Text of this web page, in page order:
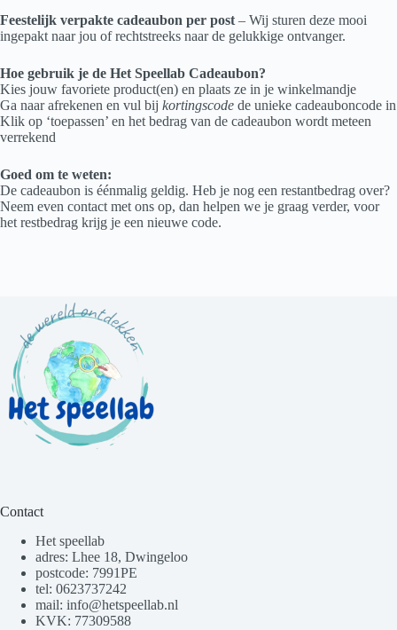
Feestelijk verpakte cadeaubon per post – Wij sturen deze mooi
ingepakt naar jou of rechtstreeks naar de gelukkige ontvanger.
Hoe gebruik je de Het Speellab Cadeaubon?
Kies jouw favoriete product(en) en plaats ze in je winkelmandje
Ga naar afrekenen en vul bij kortingscode de unieke cadeauboncode in
Klik op ‘toepassen’ en het bedrag van de cadeaubon wordt meteen
verrekend
Goed om te weten:
De cadeaubon is éénmalig geldig. Heb je nog een restantbedrag over?
Neem even contact met ons op, dan helpen we je graag verder, voor
het restbedrag krijg je een nieuwe code.
Contact
Het speellab
adres: Lhee 18, Dwingeloo
postcode: 7991PE
tel: 0623737242
mail: info@hetspeellab.nl
KVK: 77309588